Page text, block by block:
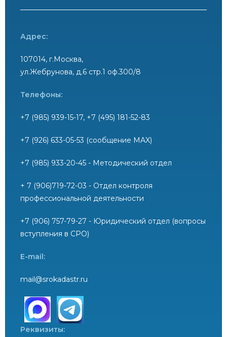
Адрес:
107014, г.Москва,
ул.Жебрунова, д.6 стр.1 оф.300/8
Телефоны:
+7 (985) 939-15-17, +7 (495) 181-52-83
+7 (926) 633-05-53 (сообщение MAX)
+7 (985) 933-20-45 - Методический отдел
+ 7 (906)719-72-03 - Отдел контроля
профессиональной деятельности
+7 (906) 757-79-27 - Юридический отдел (вопросы
вступления в СРО)
E-mail:
mail@srokadastr.ru
Реквизиты: